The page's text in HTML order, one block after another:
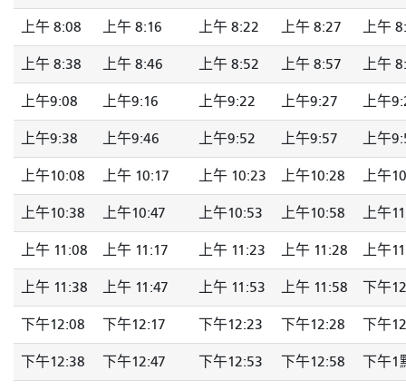
上午 8:08 上午 8:16 上午 8:22 上午 8:27 上午
上午 8:38 上午 8:46 上午 8:52 上午 8:57 上午
上午9:08 上午9:16 上午9:22 上午9:27 上午
上午9:38 上午9:46 上午9:52 上午9:57 上午
上午10:08 上午 10:17 上午 10:23 上午10:28 上午
上午10:38 上午10:47 上午10:53 上午10:58 上午
上午 11:08 上午 11:17 上午 11:23 上午 11:28 上午
上午 11:38 上午 11:47 上午 11:53 上午 11:58 下午
下午12:08 下午12:17 下午12:23 下午12:28 下午
下午12:38 下午12:47 下午12:53 下午12:58 下午1